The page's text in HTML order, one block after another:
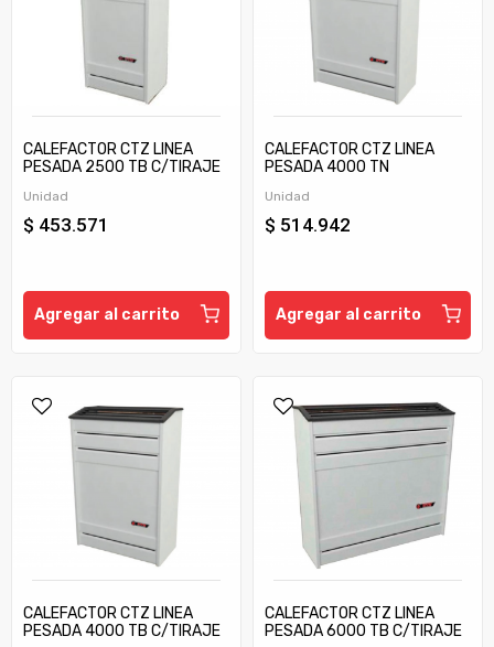
CALEFACTOR CTZ LINEA
PESADA 2500 TB C/TIRAJE
Unidad
$ 453.571
Agregar al carrito
CALEFACTOR CTZ LINEA
PESADA 4000 TN
Unidad
$ 514.942
Agregar al carrito
CALEFACTOR CTZ LINEA
PESADA 4000 TB C/TIRAJE
CALEFACTOR CTZ LINEA
PESADA 6000 TB C/TIRAJE